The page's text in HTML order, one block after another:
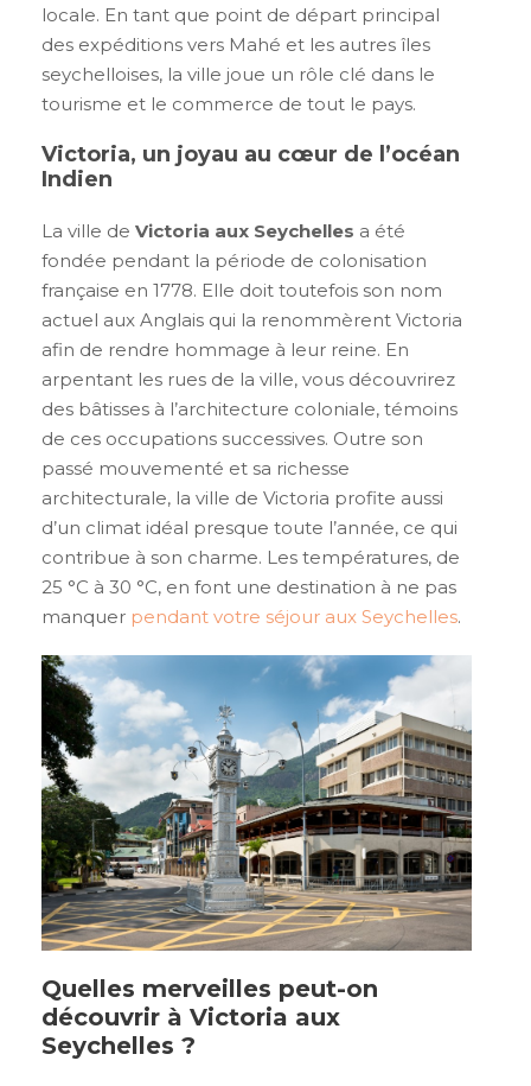
locale. En tant que point de départ principal
des expéditions vers Mahé et les autres îles
seychelloises, la ville joue un rôle clé dans le
tourisme et le commerce de tout le pays.
Victoria, un joyau au cœur de l’océan
Indien
La ville de Victoria aux Seychelles a été
fondée pendant la période de colonisation
française en 1778. Elle doit toutefois son nom
actuel aux Anglais qui la renommèrent Victoria
afin de rendre hommage à leur reine. En
arpentant les rues de la ville, vous découvrirez
des bâtisses à l’architecture coloniale, témoins
de ces occupations successives. Outre son
passé mouvementé et sa richesse
architecturale, la ville de Victoria profite aussi
d’un climat idéal presque toute l’année, ce qui
contribue à son charme. Les températures, de
25 °C à 30 °C, en font une destination à ne pas
manquer pendant votre séjour aux Seychelles.
Quelles merveilles peut-on
découvrir à Victoria aux
Seychelles ?